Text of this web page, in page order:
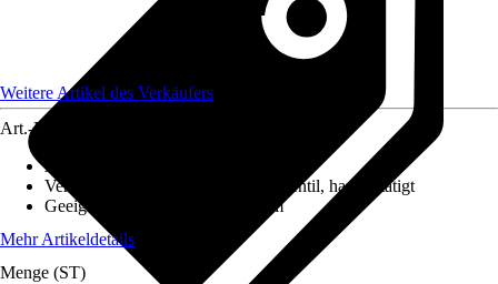
Weitere Artikel des Verkäufers
Art.-Nr.
Ausführung
Ventilausstattung
3 ½" Körbchenventil, handbetätigt
Geeignet für
Unterschrank 45 cm
Mehr Artikeldetails
Menge (ST)